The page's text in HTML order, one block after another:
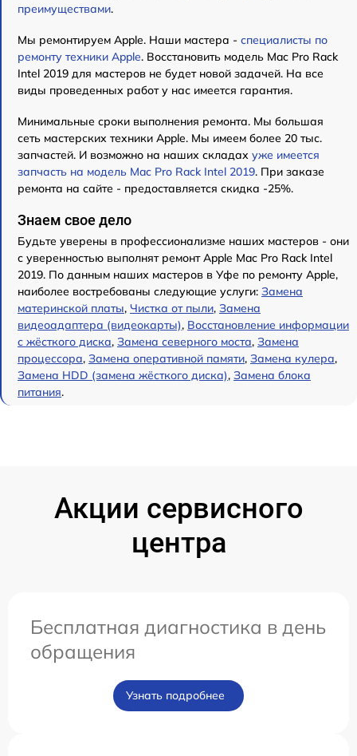
преимуществами.
Мы ремонтируем Apple. Наши мастера - специалисты по
ремонту техники Apple. Восстановить модель Mac Pro Rack
Intel 2019 для мастеров не будет новой задачей. На все
виды проведенных работ у нас имеется гарантия.
Минимальные сроки выполнения ремонта. Мы большая
сеть мастерских техники Apple. Мы имеем более 20 тыс.
запчастей. И возможно на наших складах уже имеется
запчасть на модель Mac Pro Rack Intel 2019. При заказе
ремонта на сайте - предоставляется скидка -25%.
Знаем свое дело
Будьте уверены в профессионализме наших мастеров - они
с уверенностью выполнят ремонт Apple Mac Pro Rack Intel
2019. По данным наших мастеров в Уфе по ремонту Apple,
наиболее востребованы следующие услуги: Замена
материнской платы, Чистка от пыли, Замена
видеоадаптера (видеокарты), Восстановление информации
с жёсткого диска, Замена северного моста, Замена
процессора, Замена оперативной памяти, Замена кулера,
Замена HDD (замена жёсткого диска), Замена блока
питания.
Акции сервисного
центра
Бесплатная диагностика в день
обращения
Узнать подробнее